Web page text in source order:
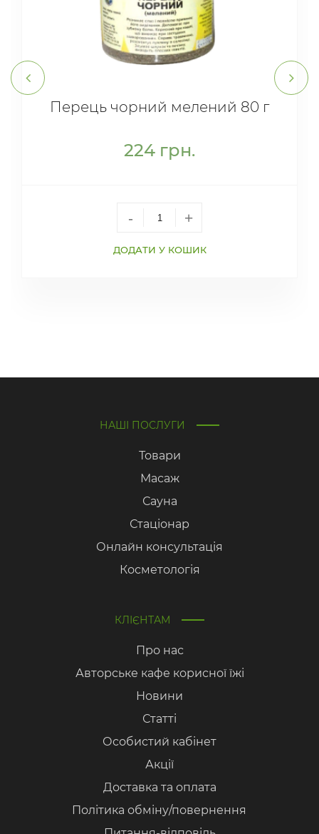
Перець чорний мелений 80 г
224 грн.
- +
ДОДАТИ У КОШИК
НАШІ ПОСЛУГИ
Товари
Масаж
Сауна
Стаціонар
Онлайн консультація
Косметологія
КЛІЄНТАМ
Про нас
Авторське кафе корисної їжі
Новини
Статті
Особистий кабінет
Акції
Доставка та оплата
Політика обміну/повернення